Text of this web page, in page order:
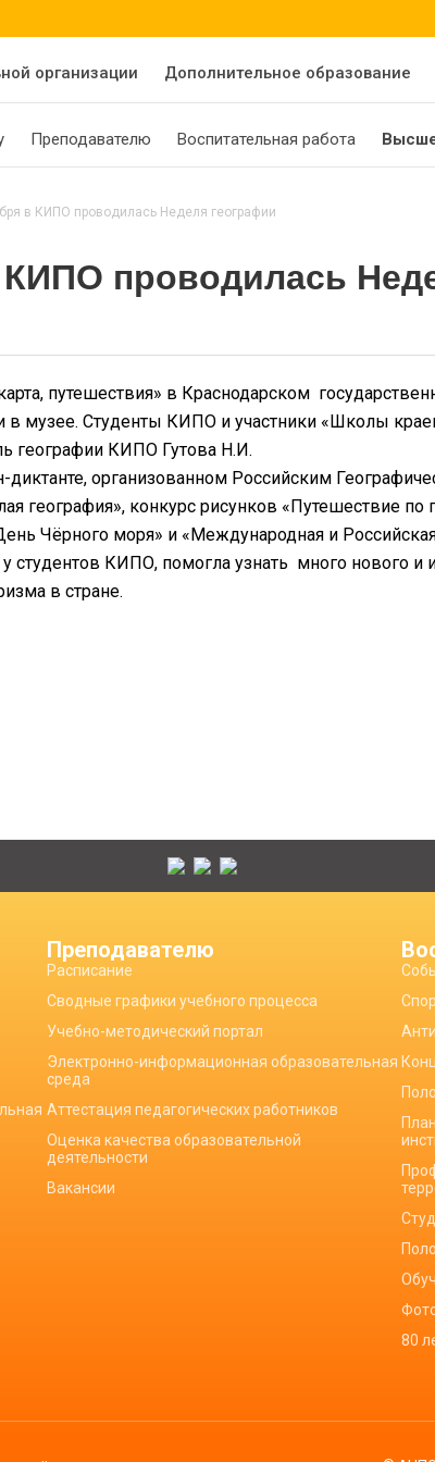
организации Дополнительное образование
Преподавателю Воспитательная работа
в КИПО проводилась Неделя географии
проводилась
путешествия» в Краснодарском
Студенты КИПО и участники «Школы
географии КИПО Гутова Н.И.
организованном Российским
конкурс рисунков «Путешествие по
Чёрного моря» и «Международная и
КИПО, помогла узнать много нового и
в стране.
Преподавателю
Расписание
Сводные графики учебного процесса
Учебно-методический портал
Электронно-информационная образовательная
среда
Аттестация педагогических работников
Оценка качества образовательной
деятельности
Вакансии
80